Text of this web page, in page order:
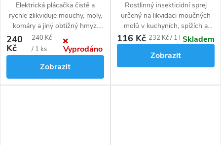
Elektrická plácačka čistě a
rychle zlikviduje mouchy, moly,
komáry a jiný obtížný hmyz.
Ideální pro kempování, grilování,
pikniky i do domácnosti.
240
Kč
Měrná
cena:
240 Kč
/ 1 ks
Vyprodáno
Zobrazit
Rostlinný insekticidní sprej
určený na likvidaci moučných
molů v kuchyních, spížích a
dalších skladovacích prostorách
potravin.
116 Kč Měrná
232 Kč / 1 l Skladem
Zobrazit